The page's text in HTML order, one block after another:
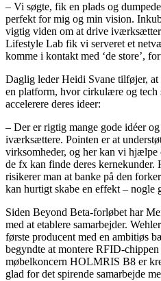
– Vi søgte, fik en plads og
perfekt for mig og min vision.
vigtig viden om at drive
Lifestyle Lab fik vi serveret et
komme i kontakt med ‘de store’,
Daglig leder Heidi Svane tilføjer,
en platform, hvor cirkulære og tech
accelerere deres ideer:
– Der er rigtig mange gode idéer
iværksættere. Pointen er at
virksomheder, og her kan vi hjælpe
de fx kan finde deres kernekunder.
risikerer man at banke på den
kan hurtigt skabe en effekt – nogle
Siden Beyond Beta-forløbet har
med at etablere samarbejder.
første producent med en ambitiøs
begyndte at montere RFID-
møbelkoncern HOLMRIS B8 er
glad for det spirende samarbejde